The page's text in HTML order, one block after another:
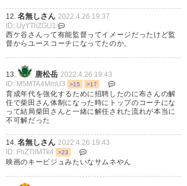
わらないのね。笑
https://t.co/x1UTLpKzk5
— Takeshi Kawakami
(takecchi02) 2022, 4月 25
西ヶ谷殿、シンガポール監督と
な。 さすがに単身かねぇ？ 聖佳
姉さんお仕事あるし。
12. 名無しさん 2022.4.26 19:37
ID: UyYTliZGU1
西ケ谷さんって有能監督ってイメージだったけど監
督からユースコーチになってたのか。
13. 唐松岳 2022.4.26 19:43
ID: M5MTA4MmU3
>15 >17
育成年代を強化するために招聘したのに布さんの解
任で柴田さん体制になった時にトップのコーチにな
って結局柴田さんと一緒に解任された流れが本当に
不可解だった
14. 名無しさん 2022.4.26 19:43
ID: FhZTllMTk4
>23
映画のキービジュみたいなサムネやん